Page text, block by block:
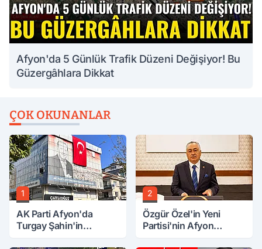
Afyon'da 5 Günlük Trafik Düzeni Değişiyor! Bu
Güzergâhlara Dikkat
ÇOK OKUNANLAR
1
AK Parti Afyon'da
Turgay Şahin'in
2
Özgür Özel'in Yeni
Partisi'nin Afyon